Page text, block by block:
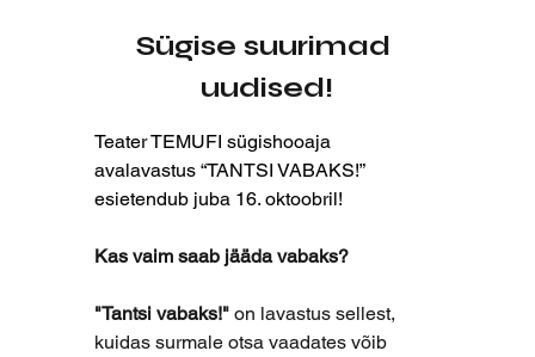
Sügise suurimad
uudised!
Teater TEMUFI sügishooaja
avalavastus “TANTSI VABAKS!”
esietendub juba 16. oktoobril!
Kas vaim saab jääda vabaks?
"Tantsi vabaks!" on lavastus sellest,
kuidas surmale otsa vaadates võib